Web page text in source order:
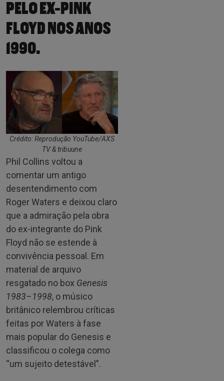
PELO EX-PINK
FLOYD NOS ANOS
1990.
Crédito: Reprodução YouTube/AXS
TV & tribuune
Phil Collins voltou a
comentar um antigo
desentendimento com
Roger Waters e deixou claro
que a admiração pela obra
do ex-integrante do Pink
Floyd não se estende à
convivência pessoal. Em
material de arquivo
resgatado no box Genesis
1983–1998, o músico
britânico relembrou críticas
feitas por Waters à fase
mais popular do Genesis e
classificou o colega como
“um sujeito detestável”.